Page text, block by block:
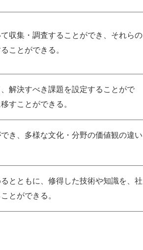
収集・調査することができ、それらの
ことができる。
解決すべき課題を設定することがで
すことができる。
き、多様な文化・分野の価値観の違い
とともに、修得した技術や知識を、社
とができる。